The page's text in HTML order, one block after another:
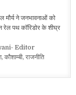
मौर्य ने जनभावनाओं को
रेल पथ कॉरिडोर के शीघ्र
Editor
राजनीति